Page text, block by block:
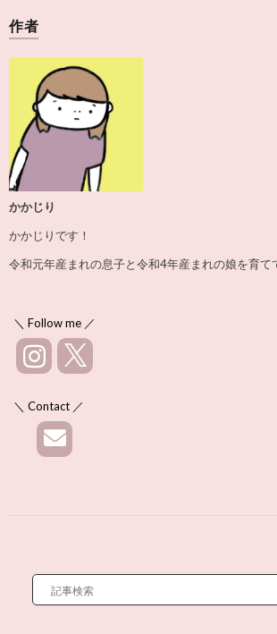
作者
かかじり
かかじりです！
令和元年産まれの息子と令和4年産まれの娘を育て
＼ Follow me ／
＼ Contact ／